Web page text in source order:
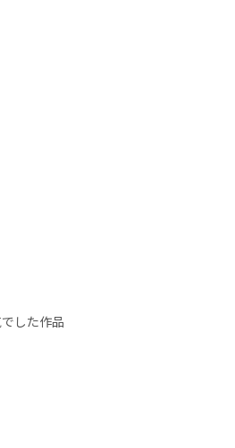
した作品